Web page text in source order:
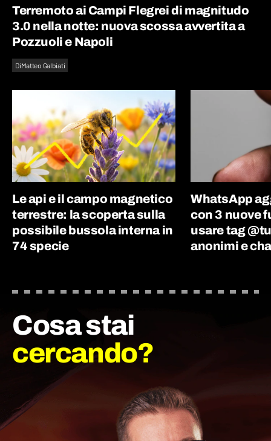
Terremoto ai Campi Flegrei di magnitudo
3.0 nella notte: nuova scossa avvertita a
Pozzuoli e Napoli
DiMatteo Galbiati
Le api e il campo magnetico
terrestre: la scoperta sulla
possibile bussola interna in
74 specie
WhatsApp
con 3 nuove
usare tag
anonimi e
Cosa stai
cercando?